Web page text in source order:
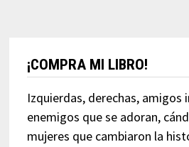
¡COMPRA MI LIBRO!
Izquierdas, derechas, amigos
enemigos que se adoran,
mujeres que cambiaron la